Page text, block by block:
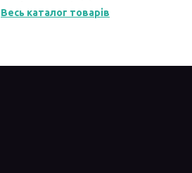
Весь каталог товарів